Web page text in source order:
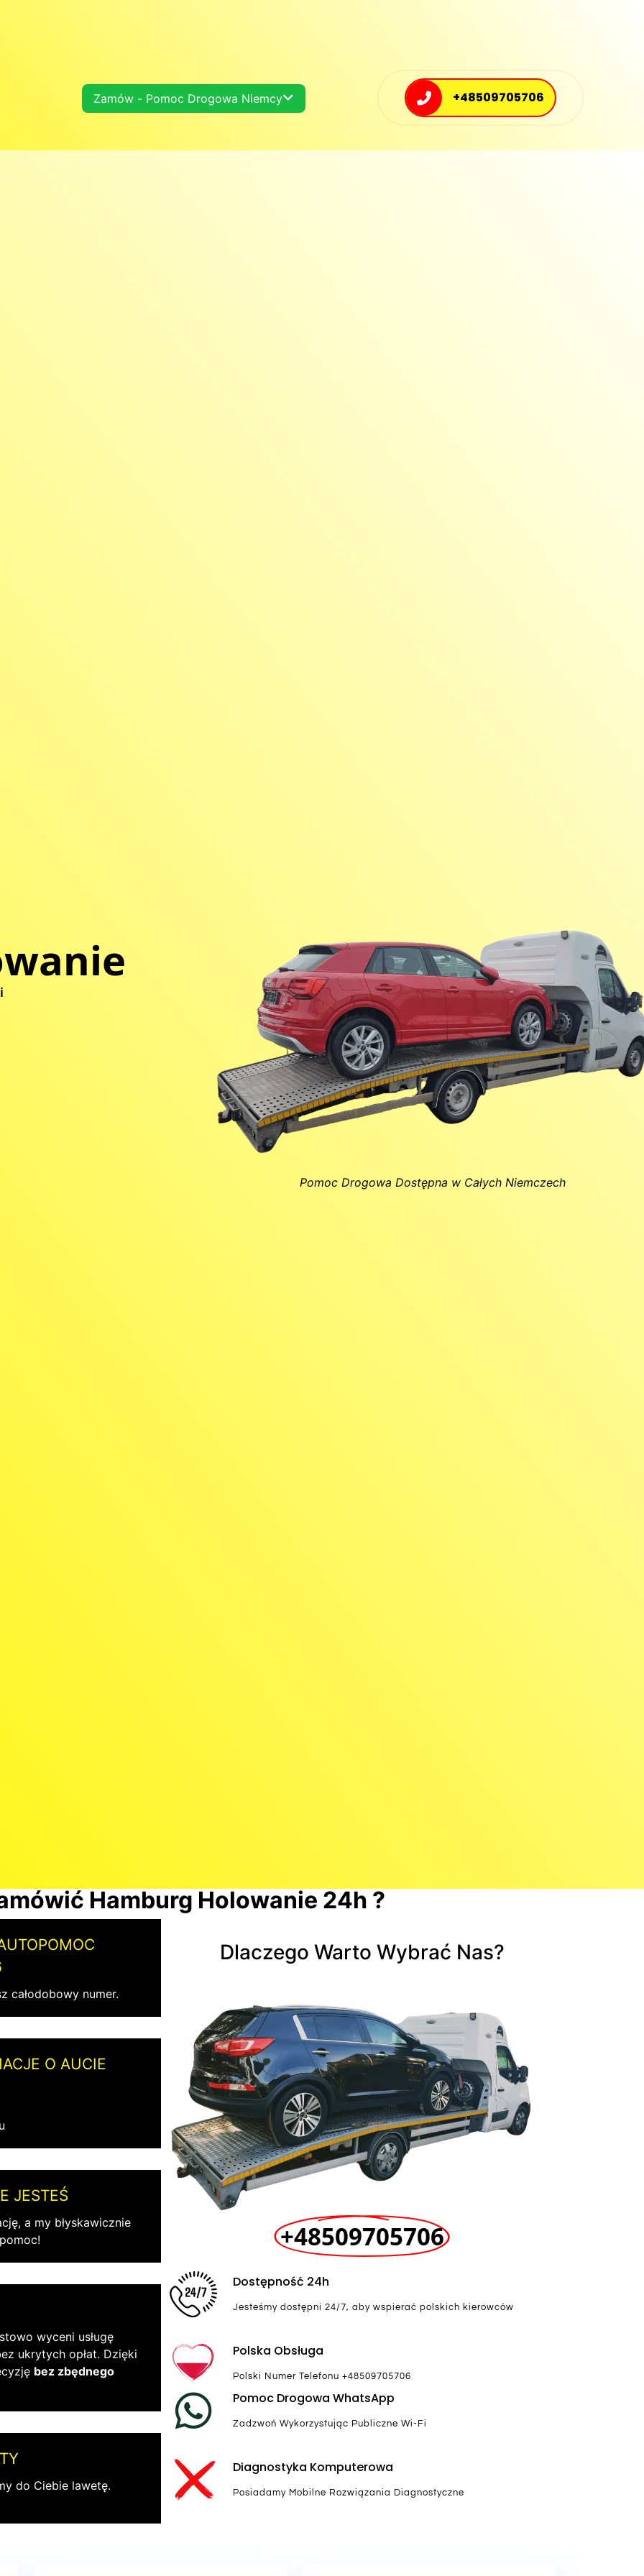
Zamów - Pomoc Drogowa Niemcy +48509705706
Pomoc Drogowa Dostępna w Całych Niemczech
Hamburg Holowanie 24h ?
całodobowy numer.
O AUCIE
JESTEŚ
a my błyskawicznie
wyceni usługę
ukrytych opłat. Dzięki
bez zbędnego
do Ciebie lawetę.
Dlaczego Warto Wybrać Nas?
+48509705706
Dostępność 24h
Jesteśmy dostępni 24/7, aby wspierać polskich kierowców
Polska Obsługa
Polski Numer Telefonu +48509705706
Pomoc Drogowa WhatsApp
Zadzwoń Wykorzystując Publiczne Wi-Fi
Diagnostyka Komputerowa
Posiadamy Mobilne Rozwiązania Diagnostyczne